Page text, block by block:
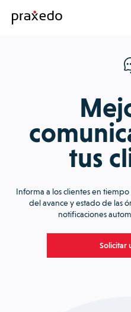
tus
Informa a los clientes en
del avance y estado de las
notificaciones
Solicitar